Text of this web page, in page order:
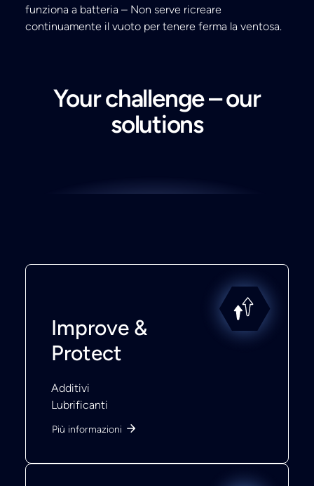
funziona a batteria – Non serve ricreare
continuamente il vuoto per tenere ferma la ventosa.
Your challenge – our
solutions
Improve &
Protect
Additivi
Lubrificanti
Più informazioni